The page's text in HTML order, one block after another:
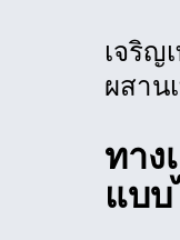
เจริญ
ผสาน
ทาง
แบ